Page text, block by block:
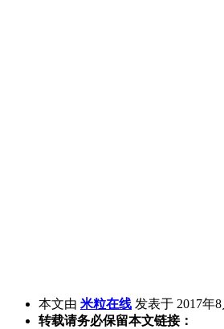
本文由 米粒在线 发表于 2017年
转载请务必保留本文链接：